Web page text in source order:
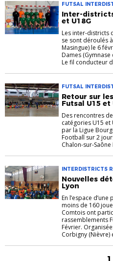
FUTSAL
FUTSAL PPF
Inter-
et U18G
Les inter-districts
se sont déroulés
Masingue) le 6
Dames (Gymnase
Le fil conducteur
FUTSAL
Retour sur
Futsal U15 et
Des rencontres
catégories U15
par la Ligue
Football sur 2
Chalon-sur-Saône
INTERDISTRICTS
Nouvelles
Lyon
En l’espace
moins de 160
Comtois ont
rassemblements
Février.
Corbigny (Nièvre)